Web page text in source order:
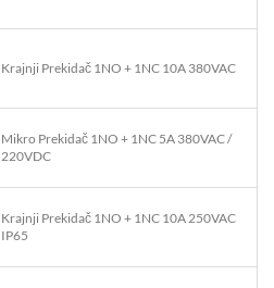
Krajnji Prekidač 1NO + 1NC 10A 380VAC
Mikro Prekidač 1NO + 1NC 5A 380VAC /
220VDC
Krajnji Prekidač 1NO + 1NC 10A 250VAC
IP65